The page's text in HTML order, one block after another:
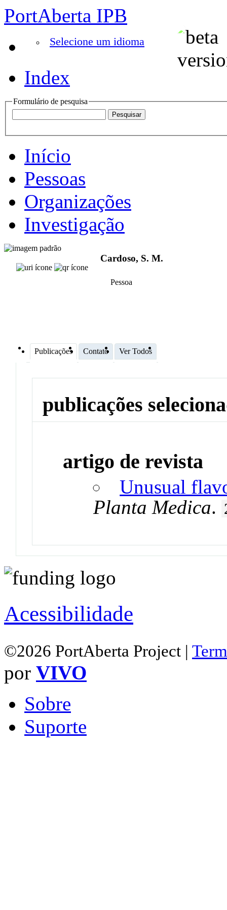
PortAberta IPB
Selecione um idioma
Index
Formulário de pesquisa
Início
Pessoas
Organizações
Investigação
Cardoso, S. M.
Pessoa
Publicações Contato Ver Todos
publicações
artigo de revista
Unusual
Planta Medica.
Acessibilidade
©2026 PortAberta Project |
por VIVO
Sobre
Suporte